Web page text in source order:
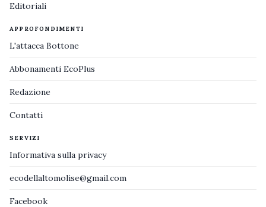
Editoriali
APPROFONDIMENTI
L'attacca Bottone
Abbonamenti EcoPlus
Redazione
Contatti
SERVIZI
Informativa sulla privacy
ecodellaltomolise@gmail.com
Facebook